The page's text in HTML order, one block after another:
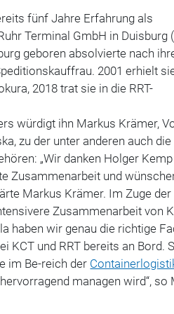
fünf Jahre Erfahrung als
Terminal GmbH in Duisburg
geboren absolvierte nach
2001 erhielt
2018 trat sie in die RRT-
würdigt ihn Markus Krämer,
zu der unter anderen auch die
„Wir danken Holger
Zusammenarbeit und
Markus Krämer. Im Zuge der
Zusammenarbeit von
haben wir genau die richtige
KCT und RRT bereits an Bord.
im Be-reich der
managen wird“, so